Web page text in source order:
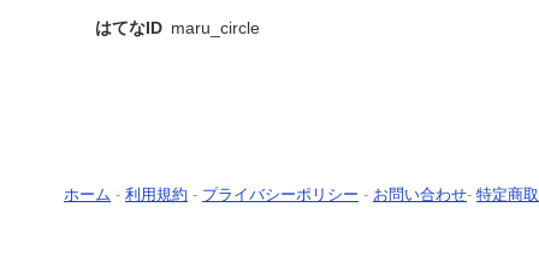
はてなID maru_circle
ホーム - 利用規約 - プライバシーポリシー - お問い合わせ- 特定商